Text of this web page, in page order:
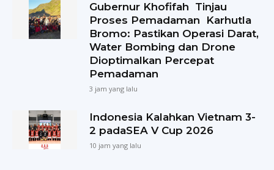
Gubernur Khofifah Tinjau
Proses Pemadaman Karhutla
Bromo: Pastikan Operasi Darat,
Water Bombing dan Drone
Dioptimalkan Percepat
Pemadaman
3 jam yang lalu
Indonesia Kalahkan Vietnam 3-
2 padaSEA V Cup 2026
10 jam yang lalu